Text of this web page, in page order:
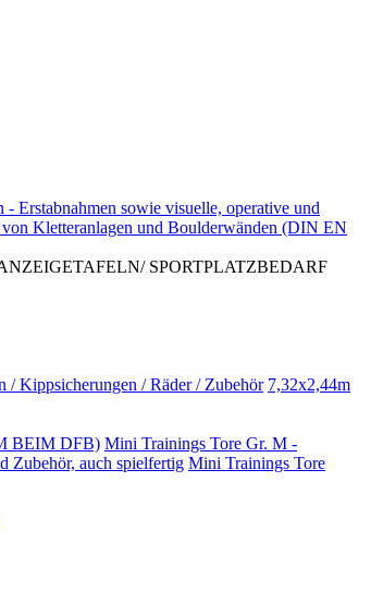
Erstabnahmen sowie visuelle, operative und
Kletteranlagen und Boulderwänden (DIN EN
SPORTPLATZBEDARF
/ Kippsicherungen / Räder / Zubehör 7,32x2,44m
BEIM DFB) Mini Trainings Tore Gr. M -
Zubehör, auch spielfertig Mini Trainings Tore